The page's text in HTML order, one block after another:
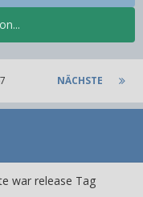
NÄCHSTE
war release Tag